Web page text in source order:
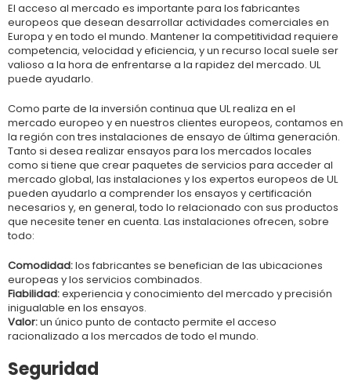
El acceso al mercado es importante para los fabricantes
europeos que desean desarrollar actividades comerciales en
Europa y en todo el mundo. Mantener la competitividad requiere
competencia, velocidad y eficiencia, y un recurso local suele ser
valioso a la hora de enfrentarse a la rapidez del mercado. UL
puede ayudarlo.
Como parte de la inversión continua que UL realiza en el
mercado europeo y en nuestros clientes europeos, contamos en
la región con tres instalaciones de ensayo de última generación.
Tanto si desea realizar ensayos para los mercados locales
como si tiene que crear paquetes de servicios para acceder al
mercado global, las instalaciones y los expertos europeos de UL
pueden ayudarlo a comprender los ensayos y certificación
necesarios y, en general, todo lo relacionado con sus productos
que necesite tener en cuenta. Las instalaciones ofrecen, sobre
todo:
Comodidad:los fabricantes se benefician de las ubicaciones
europeas y los servicios combinados.
Fiabilidad:experiencia y conocimiento del mercado y precisión
inigualable en los ensayos.
Valor:un único punto de contacto permite el acceso
racionalizado a los mercados de todo el mundo.
Seguridad